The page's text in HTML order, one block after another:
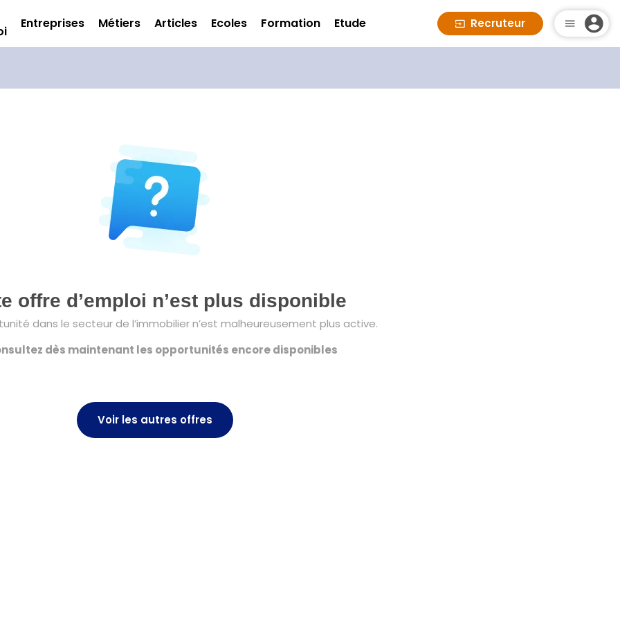
Entreprises Métiers Articles Ecoles Formation Etude Recruteur
offre d’emploi n’est plus disponible
dans le secteur de l’immobilier n’est malheureusement plus active.
dès maintenant les opportunités encore disponibles
Voir les autres offres